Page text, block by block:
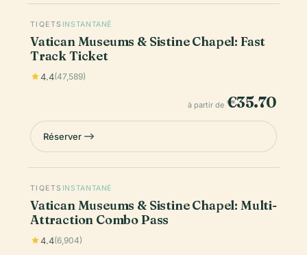
TIQETS INSTANTANÉ
Vatican Museums & Sistine Chapel: Fast
Track Ticket
4.4(47,589)
à partir de €35.70
Réserver
TIQETS INSTANTANÉ
Vatican Museums & Sistine Chapel: Multi-
Attraction Combo Pass
4.4(6,904)